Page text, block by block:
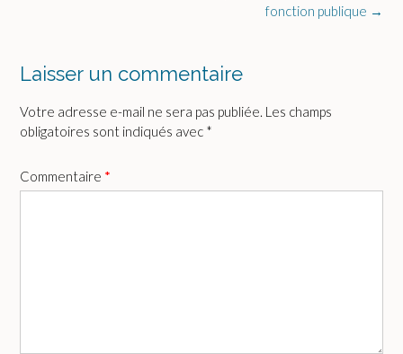
fonction publique →
Laisser un commentaire
Votre adresse e-mail ne sera pas publiée. Les champs
obligatoires sont indiqués avec *
Commentaire *